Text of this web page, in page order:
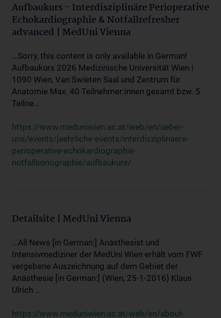
Aufbaukurs - Interdisziplinäre Perioperative
Echokardiographie & Notfallrefresher
advanced | MedUni Vienna
...Sorry, this content is only available in German!
Aufbaukurs 2026 Medizinische Universität Wien |
1090 Wien, Van Swieten Saal und Zentrum für
Anatomie Max. 40 Teilnehmer:innen gesamt bzw. 5
Teilne...
https://www.meduniwien.ac.at/web/en/ueber-
uns/events/jaehrliche-events/interdisziplinaere-
perioperative-echokardiographie-
notfallsonographie/aufbaukurs/
Detailsite | MedUni Vienna
...All News [in German:] Anästhesist und
Intensivmediziner der MedUni Wien erhält vom FWF
vergebene Auszeichnung auf dem Gebiet der
Anästhesie [in German:] (Wien, 25-1-2016) Klaus
Ulrich ...
https://www.meduniwien.ac.at/web/en/about-